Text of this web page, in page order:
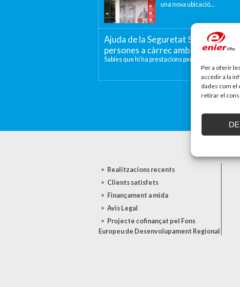
Per a oferir
accedir a la
dades com el
retirar el
una nova ubicació...
Ajuda de la Seguretat Social per a
persones a càrrec amb discapacitat
Sabies que hi ha prestacions per fill o per
Realitzacions recents
Clients satisfets
Finançament a mida
Avis Legal
Projecte cofinançat pel Fons
Europeu de Desenvolupament Regional